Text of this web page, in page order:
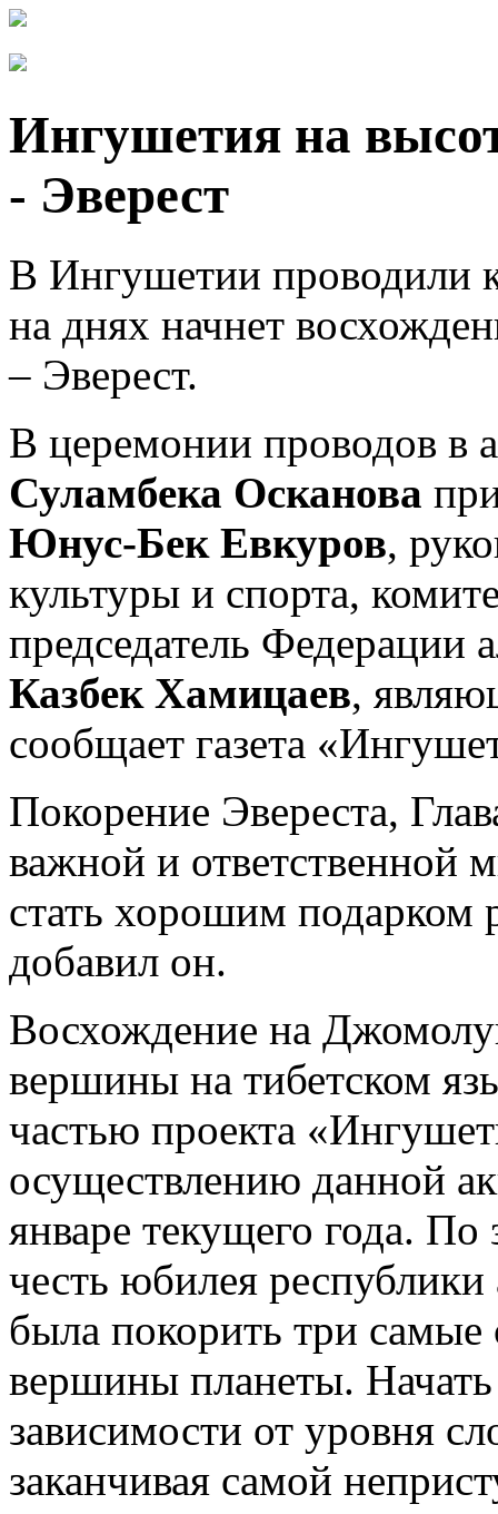
Ингушетия на
- Эверест
В Ингушетии проводили
на днях начнет
– Эверест.
В церемонии проводов в
Суламбека Осканова
Юнус-Бек Евкуров,
культуры и спорта,
председатель Федерации
Казбек Хамицаев,
сообщает газета
Покорение Эвереста,
важной и ответственной
стать хорошим подарком
добавил он.
Восхождение на
вершины на тибетском
частью проекта
осуществлению данной
январе текущего года.
честь юбилея
была покорить три
вершины планеты.
зависимости от уровня
заканчивая самой